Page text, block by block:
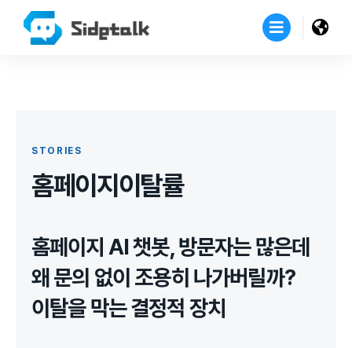
STORIES
홈페이지이탈률
홈페이지 AI 챗봇, 방문자는 많은데
왜 문의 없이 조용히 나가버릴까?
이탈을 막는 결정적 장치